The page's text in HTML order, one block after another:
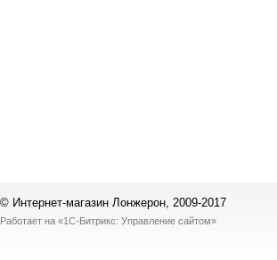
© Интернет-магазин Лонжерон, 2009-2017
Работает на «1С-Битрикс: Управление сайтом»